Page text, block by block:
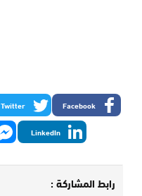
Facebook
Twitter
LinkedIn
رابط المشاركة :